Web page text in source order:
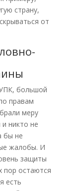
страну,
от
большой
правам
меру
никто не
бы не
жалобы. И
защиты
остаются
есть